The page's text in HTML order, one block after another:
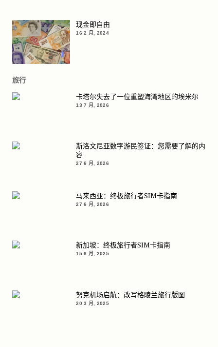
现金即自由
16 2 月, 2024
旅行
卡塔尔失去了一位重塑海湾地区的埃米尔
13 7 月, 2026
斯洛文尼亚数字游民签证：您需要了解的内
容
27 6 月, 2026
马来西亚：终极旅行者SIM卡指南
27 6 月, 2026
新加坡：终极旅行者SIM卡指南
15 6 月, 2025
努克机场启航：改写格陵兰旅行版图
20 3 月, 2025